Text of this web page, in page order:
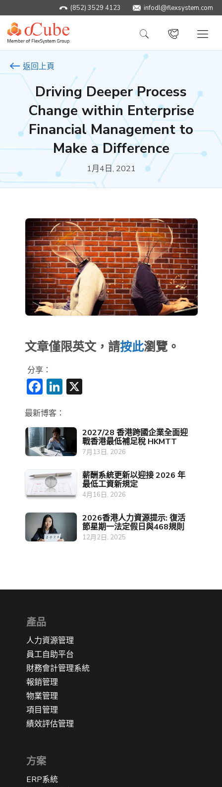
(852) 3529 4123 infodl@flexsystem.com
返回上頁
Driving Deeper Process
Change within Enterprise
Financial Management to
Make a Difference
1月4日, 2021
文章僅限英文，請按此瀏覽。
分享：
Facebook
LinkedIn
最新博客：
2027/28 香港跨國企業全面迎
戰香港最低補足稅 HKMTT
7月13日, 2026
薪酬系統更新以迎接 2026 年
最低工資新規定
4月16日, 2026
2026香港人力資源提示: 復活
節星期一法定假日與468規則
12月2日, 2025
產品
人力資源管理
員工自助平台
財務會計管理系統
報銷管理
物業管理
項目管理
績效評估管理
方案
ERP系統